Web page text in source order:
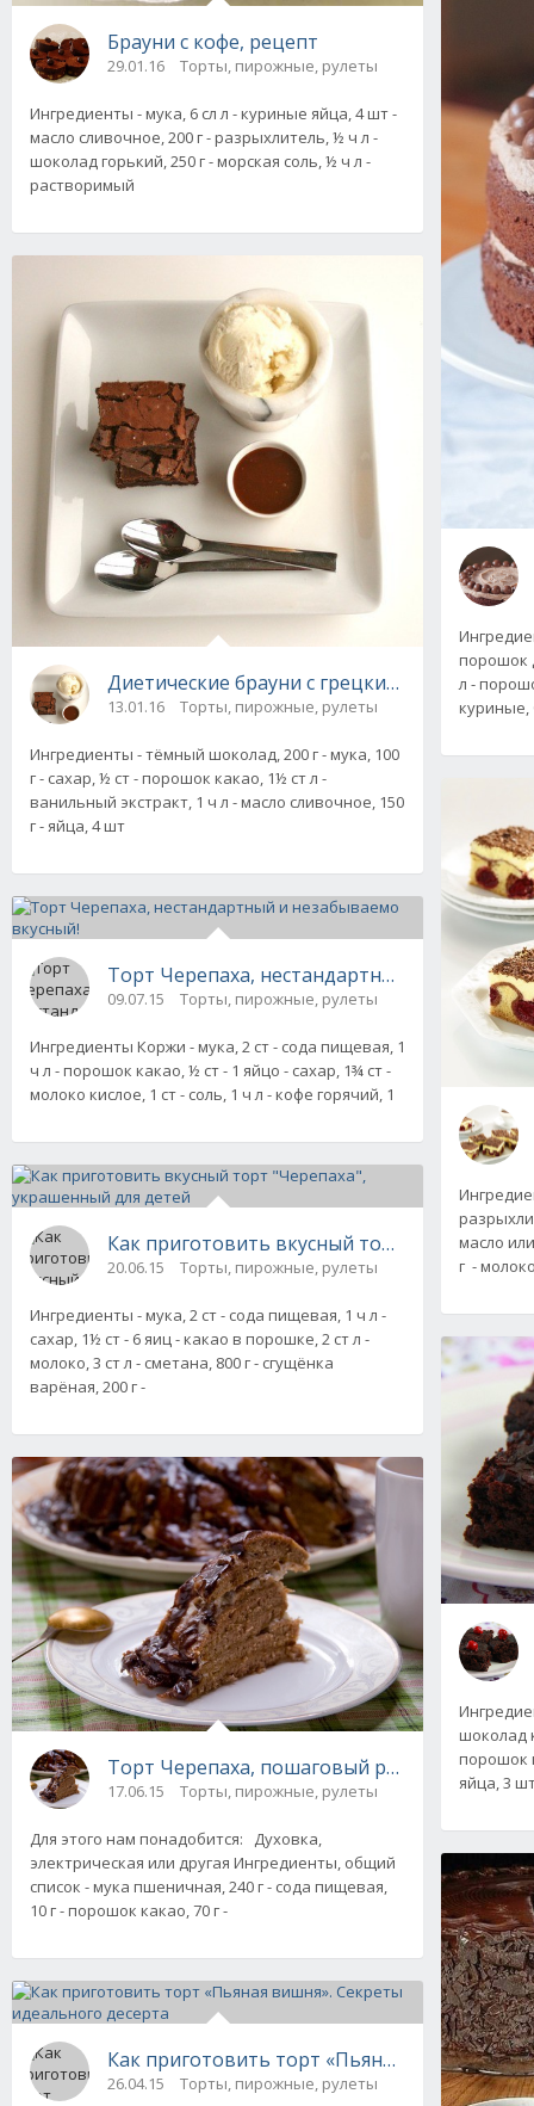
Брауни с кофе, рецепт
29.01.16 Торты, пирожные, рулеты
Ингредиенты - мука, 6 сл л - куриные яйца, 4 шт -
масло сливочное, 200 г - разрыхлитель, ½ ч л -
шоколад горький, 250 г - морская соль, ½ ч л -
растворимый
Диетические брауни с грецкими орехами
13.01.16 Торты, пирожные, рулеты
Ингредиенты - тёмный шоколад, 200 г - мука, 100
г - сахар, ½ ст - порошок какао, 1½ ст л -
ванильный экстракт, 1 ч л - масло сливочное, 150
г - яйца, 4 шт
Торт Черепаха, нестандартный и
09.07.15 Торты, пирожные, рулеты
Ингредиенты Коржи - мука, 2 ст - сода пищевая, 1
ч л - порошок какао, ½ ст - 1 яйцо - сахар, 1¾ ст -
молоко кислое, 1 ст - соль, 1 ч л - кофе горячий, 1
Как приготовить вкусный торт "Черепаха",
20.06.15 Торты, пирожные, рулеты
Ингредиенты - мука, 2 ст - сода пищевая, 1 ч л -
сахар, 1½ ст - 6 яиц - какао в порошке, 2 ст л -
молоко, 3 ст л - сметана, 800 г - сгущёнка
варёная, 200 г -
Торт Черепаха, пошаговый рецепт с фото
17.06.15 Торты, пирожные, рулеты
Для этого нам понадобится: Духовка,
электрическая или другая Ингредиенты, общий
список - мука пшеничная, 240 г - сода пищевая,
10 г - порошок какао, 70 г -
Как приготовить торт «Пьяная вишня».
26.04.15 Торты, пирожные, рулеты
порошок
л -
куриные,
масло
г -
шоколад
порошок
яйца, 3